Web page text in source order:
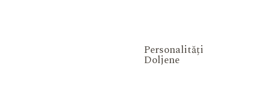
Personalități
Doljene